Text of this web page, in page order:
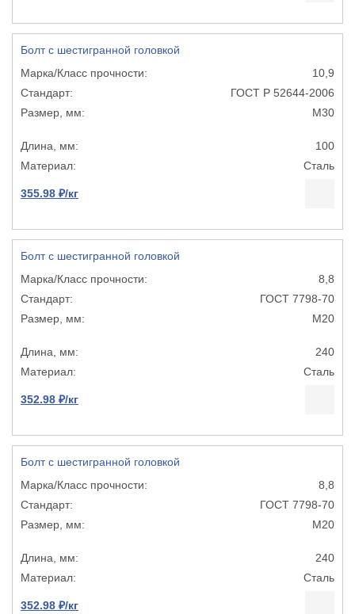
Болт с шестигранной головкой
10,9
ГОСТ Р 52644-2006
М30
100
Сталь
355.98 ₽/кг
Болт с шестигранной головкой
8,8
ГОСТ 7798-70
М20
240
Сталь
352.98 ₽/кг
Болт с шестигранной головкой
8,8
ГОСТ 7798-70
М20
240
Сталь
352.98 ₽/кг